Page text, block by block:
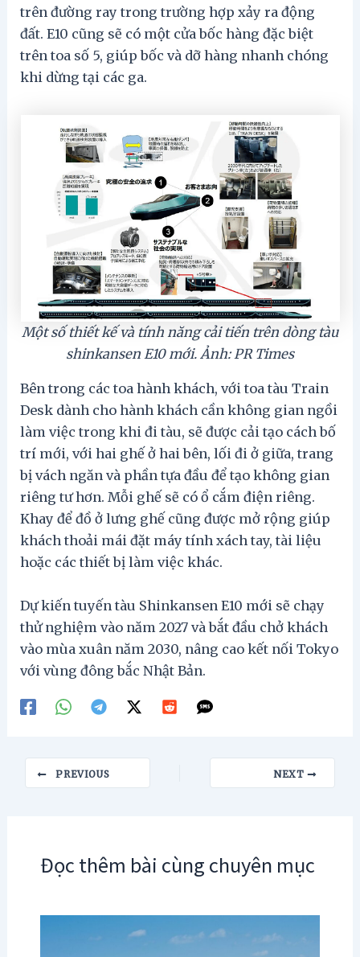
trên đường ray trong trường hợp xảy ra động
đất. E10 cũng sẽ có một cửa bốc hàng đặc biệt
trên toa số 5, giúp bốc và dỡ hàng nhanh chóng
khi dừng tại các ga.
Một số thiết kế và tính năng cải tiến trên dòng tàu
shinkansen E10 mới. Ảnh: PR Times
Bên trong các toa hành khách, với toa tàu Train
Desk dành cho hành khách cần không gian ngồi
làm việc trong khi đi tàu, sẽ được cải tạo cách bố
trí mới, với hai ghế ở hai bên, lối đi ở giữa, trang
bị vách ngăn và phần tựa đầu để tạo không gian
riêng tư hơn. Mỗi ghế sẽ có ổ cắm điện riêng.
Khay để đồ ở lưng ghế cũng được mở rộng giúp
khách thoải mái đặt máy tính xách tay, tài liệu
hoặc các thiết bị làm việc khác.
Dự kiến tuyến tàu Shinkansen E10 mới sẽ chạy
thử nghiệm vào năm 2027 và bắt đầu chở khách
vào mùa xuân năm 2030, nâng cao kết nối Tokyo
với vùng đông bắc Nhật Bản.
navigation
PREVIOUS NEXT
Đọc thêm bài cùng chuyên mục